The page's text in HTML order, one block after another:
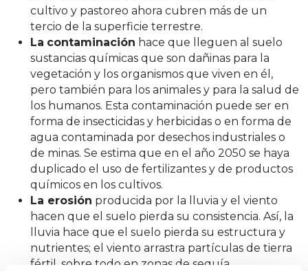
cultivo y pastoreo ahora cubren más de un
tercio de la superficie terrestre.
La contaminación hace que lleguen al suelo
sustancias químicas que son dañinas para la
vegetación y los organismos que viven en él,
pero también para los animales y para la salud de
los humanos. Esta contaminación puede ser en
forma de insecticidas y herbicidas o en forma de
agua contaminada por desechos industriales o
de minas. Se estima que en el año 2050 se haya
duplicado el uso de fertilizantes y de productos
químicos en los cultivos.
La erosión producida por la lluvia y el viento
hacen que el suelo pierda su consistencia. Así, la
lluvia hace que el suelo pierda su estructura y
nutrientes; el viento arrastra partículas de tierra
fértil, sobre todo en zonas de sequía.